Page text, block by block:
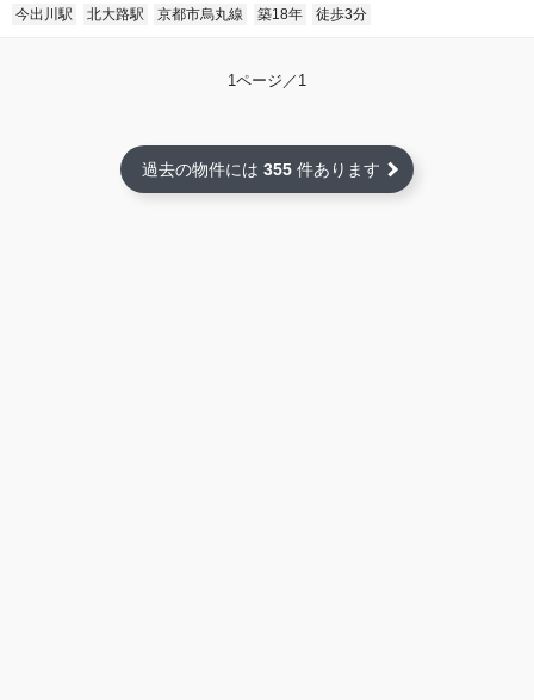
今出川駅
北大路駅 京都市烏丸線 築18年 徒歩3分
1ページ／1
過去の物件には 355 件あります